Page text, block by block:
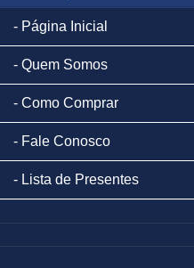
Página Inicial
Quem Somos
Como Comprar
Fale Conosco
Lista de Presentes